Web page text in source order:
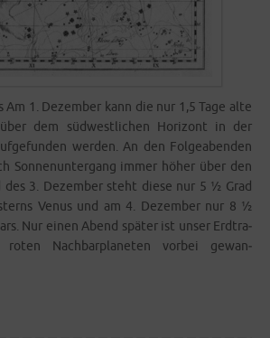
Am 1. Dezem­ber kann die nur 1,5 Tage alte
dem süd­west­li­chen Hori­zont in der
wer­den. An den Fol­ge­aben­den
Son­nen­un­ter­gang immer höher über den
des 3. Dezem­ber steht die­se nur 5 ½ Grad
Venus und am 4. Dezem­ber nur 8 ½
Nur einen Abend spä­ter ist unser Erd­tra­
Nach­bar­pla­ne­ten vor­bei gewan­